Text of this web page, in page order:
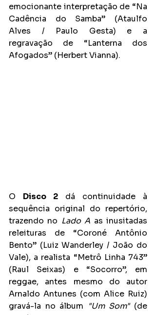
emocionante interpretação de “Na
Cadência do Samba” (Ataulfo
Alves / Paulo Gesta) e a
regravação de “Lanterna dos
Afogados” (Herbert Vianna).
O Disco 2 dá continuidade à
sequência original do repertório,
trazendo no Lado A as inusitadas
releituras de “Coroné Antônio
Bento” (Luiz Wanderley / João do
Vale), a realista “Metrô Linha 743”
(Raul Seixas) e “Socorro”, em
reggae, antes mesmo do autor
Arnaldo Antunes (com Alice Ruiz)
gravá-la no álbum
"Um Som" (de